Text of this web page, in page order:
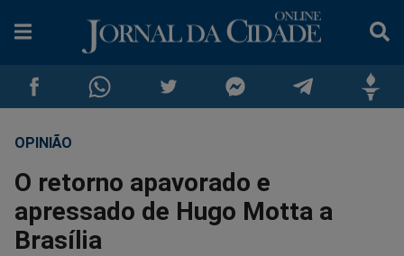
Compartilhar
no
Facebook
Compartilhar
no
Whatsapp
no
no
OPINIÃO
O retorno apavorado e
apressado de Hugo Motta a
Brasília